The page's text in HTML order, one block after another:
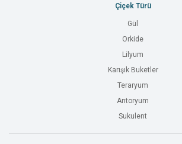
Çiçek Türü
Gül
Orkide
Lilyum
Karışık Buketler
Teraryum
Antoryum
Sukulent